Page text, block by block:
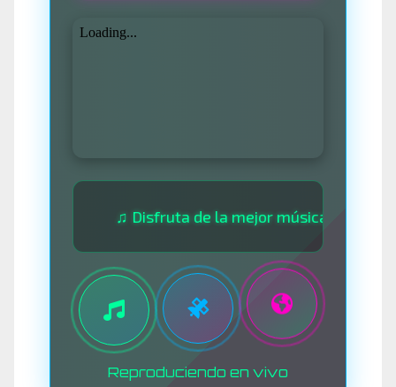
♫ Disfruta de la mejor música las 24 horas ♫
Reproduciendo en vivo